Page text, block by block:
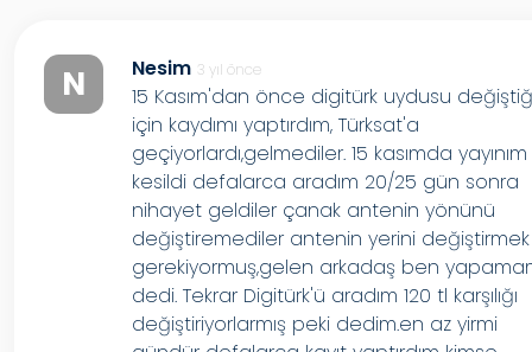
N Nesim 3 yıl önce
15 Kasım'dan önce digitürk uydusu
için kaydımı yaptırdım, Türksat'a
geçiyorlardı,gelmediler. 15 kasımda yayınım
kesildi defalarca aradım 20/25 gün sonra
nihayet geldiler çanak antenin yönünü
değiştiremediler antenin yerini değiştirmek
gerekiyormuş,gelen arkadaş ben
dedi. Tekrar Digitürk'ü aradım 120 tl karşılığı
değiştiriyorlarmış peki dedim.en az yirmi